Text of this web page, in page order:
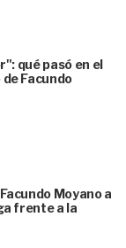
qué pasó en el
Facundo
Moyano a
frente a la